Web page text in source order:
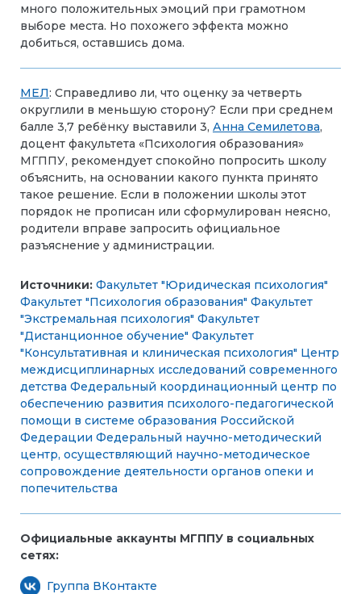
много положительных эмоций при грамотном
выборе места. Но похожего эффекта можно
добиться, оставшись дома.
МЕЛ: Справедливо ли, что оценку за четверть
округлили в меньшую сторону? Если при среднем
балле 3,7 ребёнку выставили 3, Анна Семилетова,
доцент факультета «Психология образования»
МГППУ, рекомендует спокойно попросить школу
объяснить, на основании какого пункта принято
такое решение. Если в положении школы этот
порядок не прописан или сформулирован неясно,
родители вправе запросить официальное
разъяснение у администрации.
Источники: Факультет "Юридическая психология"
Факультет "Психология образования" Факультет
"Экстремальная психология" Факультет
"Дистанционное обучение" Факультет
"Консультативная и клиническая психология" Центр
междисциплинарных исследований современного
детства Федеральный координационный центр по
обеспечению развития психолого-педагогической
помощи в системе образования Российской
Федерации Федеральный научно-методический
центр, осуществляющий научно-методическое
сопровождение деятельности органов опеки и
попечительства
Официальные аккаунты МГППУ в социальных
сетях:
Группа ВКонтакте